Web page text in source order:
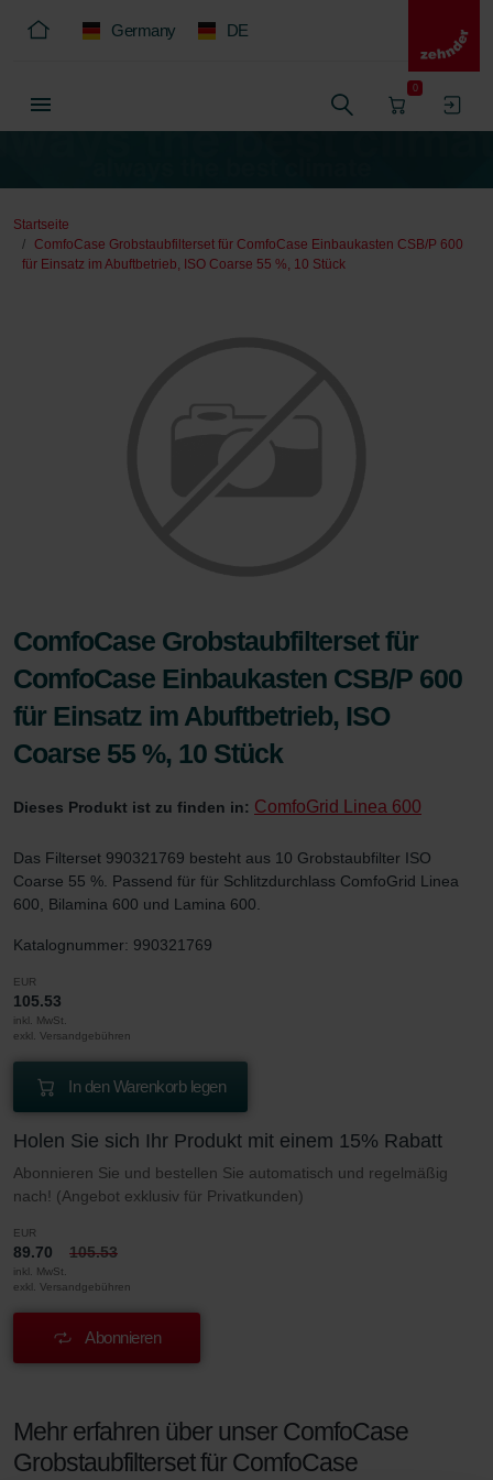
Germany DE
0
Startseite
ComfoCase Grobstaubfilterset für ComfoCase Einbaukasten CSB/P 600
für Einsatz im Abuftbetrieb, ISO Coarse 55 %, 10 Stück
ComfoCase Grobstaubfilterset für
ComfoCase Einbaukasten CSB/P 600
für Einsatz im Abuftbetrieb, ISO
Coarse 55 %, 10 Stück
Dieses Produkt ist zu finden in: ComfoGrid Linea 600
Das Filterset 990321769 besteht aus 10 Grobstaubfilter ISO
Coarse 55 %. Passend für für Schlitzdurchlass ComfoGrid Linea
600, Bilamina 600 und Lamina 600.
Katalognummer: 990321769
EUR
105.53
inkl. MwSt.
exkl. Versandgebühren
In den Warenkorb legen
Holen Sie sich Ihr Produkt mit einem 15% Rabatt
Abonnieren Sie und bestellen Sie automatisch und regelmäßig
nach! (Angebot exklusiv für Privatkunden)
EUR
89.70 105.53
inkl. MwSt.
exkl. Versandgebühren
Abonnieren
Mehr erfahren über unser ComfoCase
Grobstaubfilterset für ComfoCase